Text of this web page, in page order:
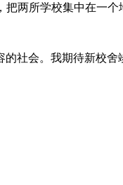
两所学校集中在一
社会。我期待新校